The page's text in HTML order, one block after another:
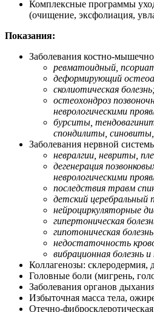
Комплексные программы
(очищение, эксфолиация,
Показания:
Заболевания костно-
ревматоидный,
деформирующий
сколиотическая
остеохондроз
неврологическими
бурситы,
спондилиты,
Заболевания нервной
невралгии, невриты,
дегенерация
неврологическими
последствия травм
детский церебральный
нейроциркуляторные
гипертоническая
гипотоническая
недостаточность
вибрационная болезнь
Коллагенозы: склеродермия,
Головные боли (мигрень,
Заболевания органов
Избыточная масса тела,
Отечно-